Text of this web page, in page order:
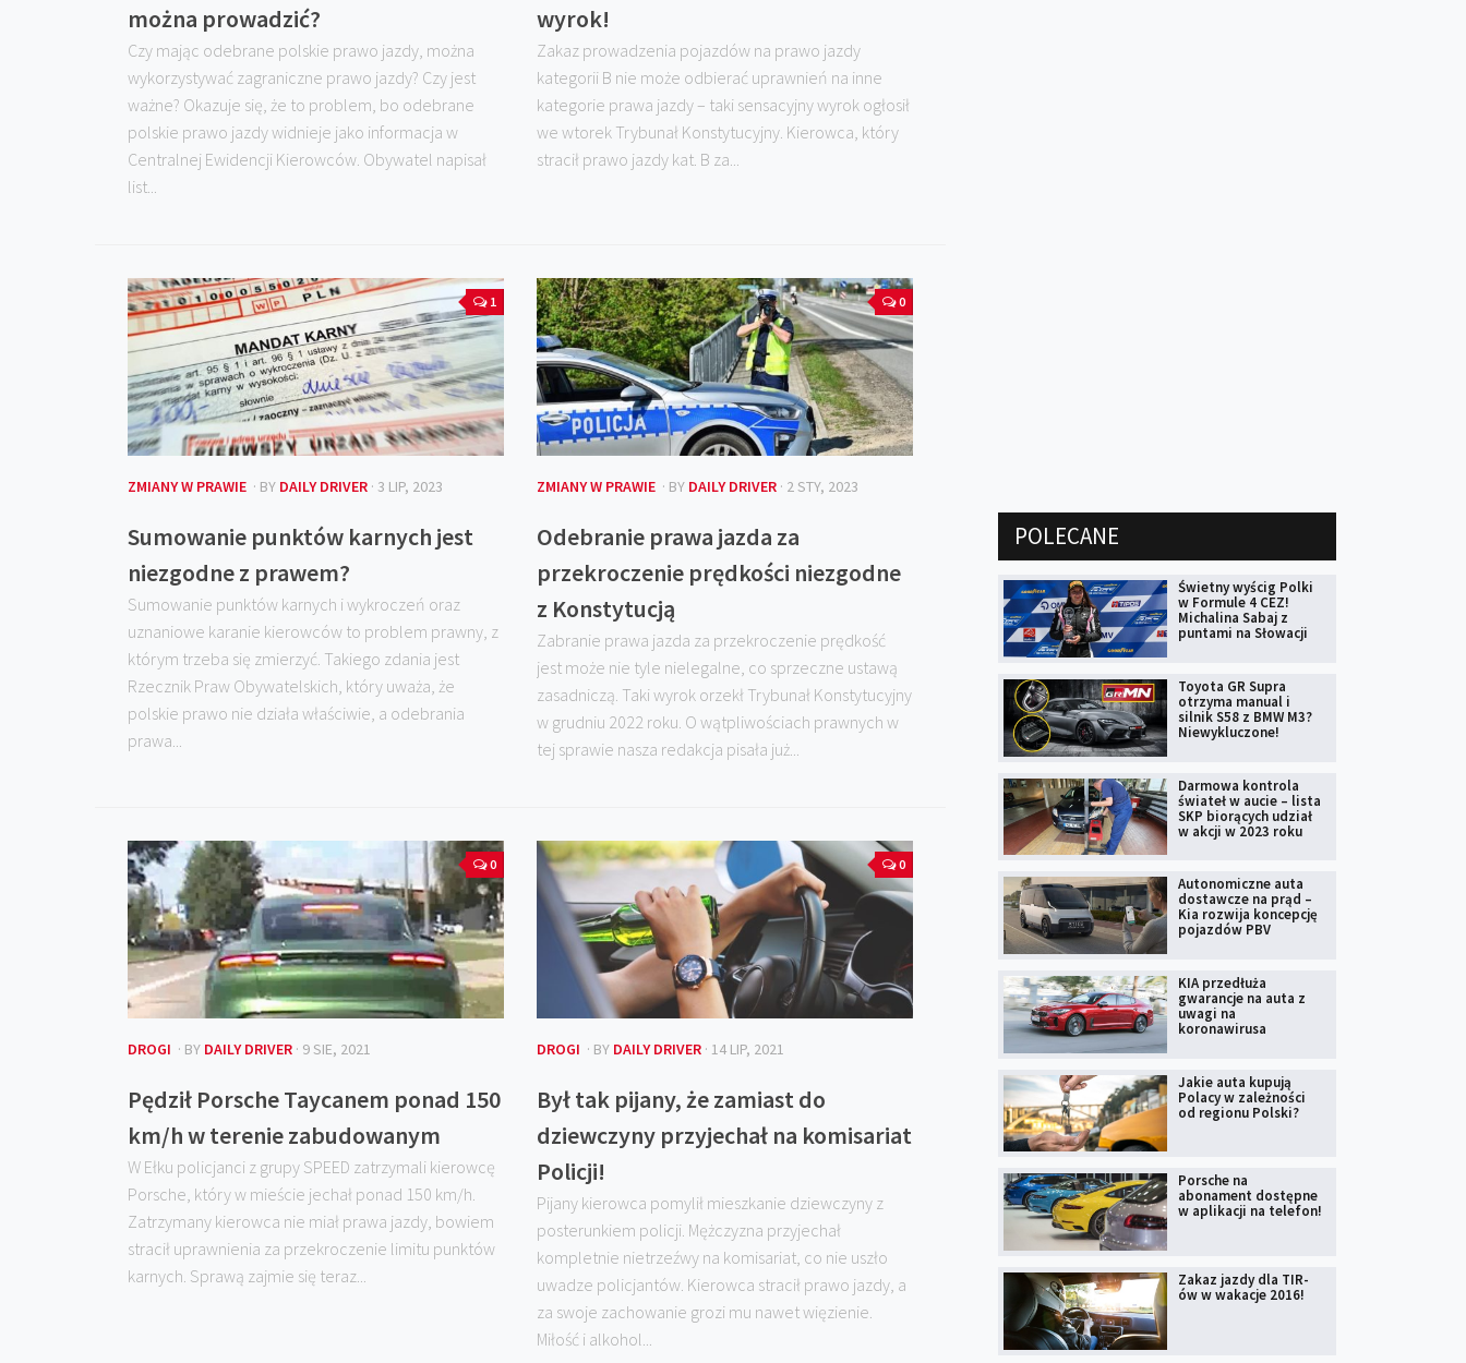
można prowadzić?
Czy mając odebrane polskie prawo jazdy, można
wykorzystywać zagraniczne prawo jazdy? Czy jest
ważne? Okazuje się, że to problem, bo odebrane
polskie prawo jazdy widnieje jako informacja w
Centralnej Ewidencji Kierowców. Obywatel napisał
list...
wyrok!
Zakaz prowadzenia pojazdów na prawo jazdy
kategorii B nie może odbierać uprawnień na inne
kategorie prawa jazdy – taki sensacyjny wyrok ogłosił
we wtorek Trybunał Konstytucyjny. Kierowca, który
stracił prawo jazdy kat. B za...
1
ZMIANY W PRAWIE · BY DAILY DRIVER · 3 LIP, 2023
Sumowanie punktów karnych jest
niezgodne z prawem?
Sumowanie punktów karnych i wykroczeń oraz
uznaniowe karanie kierowców to problem prawny, z
którym trzeba się zmierzyć. Takiego zdania jest
Rzecznik Praw Obywatelskich, który uważa, że
polskie prawo nie działa właściwie, a odebrania
prawa...
0
ZMIANY W PRAWIE · BY DAILY DRIVER · 2 STY, 2023
Odebranie prawa jazda za
przekroczenie prędkości niezgodne
z Konstytucją
Zabranie prawa jazda za przekroczenie prędkość
jest może nie tyle nielegalne, co sprzeczne ustawą
zasadniczą. Taki wyrok orzekł Trybunał Konstytucyjny
w grudniu 2022 roku. O wątpliwościach prawnych w
tej sprawie nasza redakcja pisała już...
0
DROGI · BY DAILY DRIVER · 9 SIE, 2021
Pędził Porsche Taycanem ponad 150
km/h w terenie zabudowanym
W Ełku policjanci z grupy SPEED zatrzymali kierowcę
Porsche, który w mieście jechał ponad 150 km/h.
Zatrzymany kierowca nie miał prawa jazdy, bowiem
stracił uprawnienia za przekroczenie limitu punktów
karnych. Sprawą zajmie się teraz...
0
DROGI · BY DAILY DRIVER · 14 LIP, 2021
Był tak pijany, że zamiast do
dziewczyny przyjechał na komisariat
Policji!
Pijany kierowca pomylił mieszkanie dziewczyny z
posterunkiem policji. Mężczyzna przyjechał
kompletnie nietrzeźwy na komisariat, co nie uszło
uwadze policjantów. Kierowca stracił prawo jazdy, a
za swoje zachowanie grozi mu nawet więzienie.
Miłość i alkohol...
POLECANE
Świetny wyścig Polki
w Formule 4 CEZ!
Michalina Sabaj z
puntami na Słowacji
Toyota GR Supra
otrzyma manual i
silnik S58 z BMW M3?
Niewykluczone!
Darmowa kontrola
świateł w aucie – lista
SKP biorących udział
w akcji w 2023 roku
Autonomiczne auta
dostawcze na prąd –
Kia rozwija koncepcję
pojazdów PBV
KIA przedłuża
gwarancje na auta z
uwagi na
koronawirusa
Jakie auta kupują
Polacy w zależności
od regionu Polski?
Porsche na
abonament dostępne
w aplikacji na telefon!
Zakaz jazdy dla TIR-
ów w wakacje 2016!